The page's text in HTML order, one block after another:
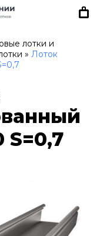
лотки и
» Лоток
S=0,7